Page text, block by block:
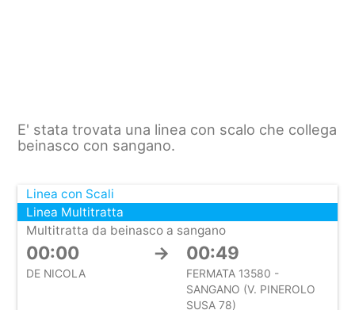
E' stata trovata una linea con scalo che collega
beinasco con sangano.
Linea con Scali
Linea Multitratta
Multitratta da beinasco a sangano
00:00 → 00:49
DE NICOLA
FERMATA 13580 -
SANGANO (V. PINEROLO
SUSA 78)